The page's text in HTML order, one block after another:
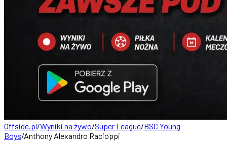
Offside.pl/Wyniki na żywo/Super League/BSC Young
Boys/Anthony Alexandro Racioppi